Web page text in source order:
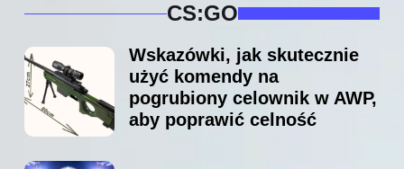
CS:GO
Wskazówki, jak skutecznie
użyć komendy na
pogrubiony celownik w AWP,
aby poprawić celność